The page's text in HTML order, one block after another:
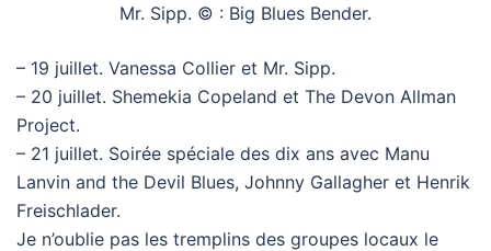
Mr. Sipp. © : Big Blues Bender.
– 19 juillet. Vanessa Collier et Mr. Sipp.
– 20 juillet. Shemekia Copeland et The Devon Allman
Project.
– 21 juillet. Soirée spéciale des dix ans avec Manu
Lanvin and the Devil Blues, Johnny Gallagher et Henrik
Freischlader.
Je n’oublie pas les tremplins des groupes locaux le